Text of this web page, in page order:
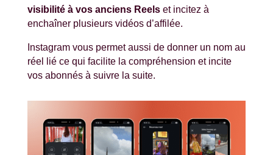
visibilité à vos anciens Reelset incitez à
enchaîner plusieurs vidéos d’affilée.
Instagram vous permet aussi de donner un nom au
réel lié ce qui facilite la compréhension et incite
vos abonnés à suivre la suite.